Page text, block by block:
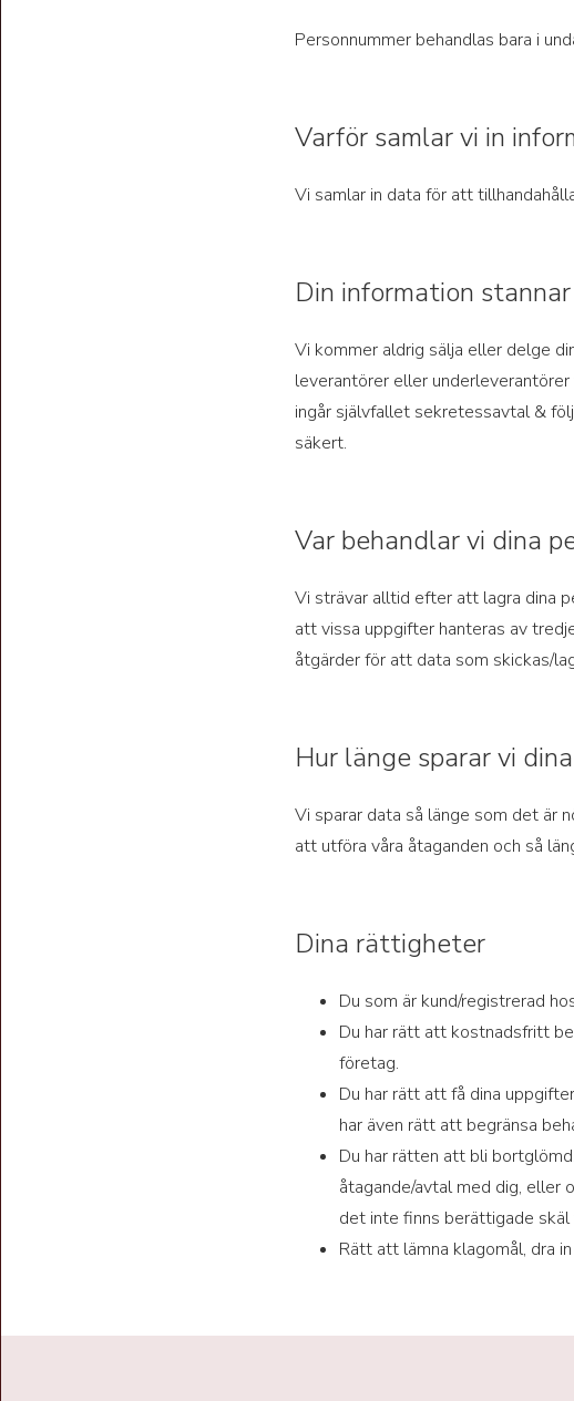
Personnummer behandlas bara i
Varför samlar vi in
Vi samlar in data för att
Din information stannar
Vi kommer aldrig sälja eller delge
leverantörer eller
ingår självfallet sekretessavtal &
säkert.
Var behandlar vi dina
Vi strävar alltid efter att lagra dina
att vissa uppgifter hanteras av
åtgärder för att data som skickas/
Hur länge sparar vi
Vi sparar data så länge som det är
att utföra våra åtaganden och så
Dina rättigheter
Du som är kund/registrerad
Du har rätt att kostnadsfritt
företag.
Du har rätt att få dina
har även rätt att begränsa
Du har rätten att bli
åtagande/avtal med dig, eller
det inte finns berättigade
Rätt att lämna klagomål, dra